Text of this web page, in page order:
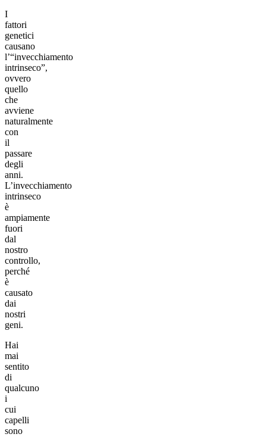
I
fattori
genetici
causano
l’“invecchiamento
intrinseco”,
ovvero
quello
che
avviene
naturalmente
con
il
passare
degli
anni.
L’invecchiamento
intrinseco
è
ampiamente
fuori
dal
nostro
controllo,
perché
è
causato
dai
nostri
geni.
Hai
mai
sentito
di
qualcuno
i
cui
capelli
sono